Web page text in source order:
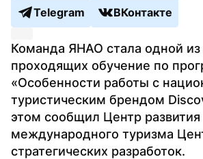
Telegram
ВКонтакте
Команда ЯНАО стала одной
проходящих обучение по
«Особенности работы с
туристическим брендом
этом сообщил Центр развития
международного туризма
стратегических разработок.